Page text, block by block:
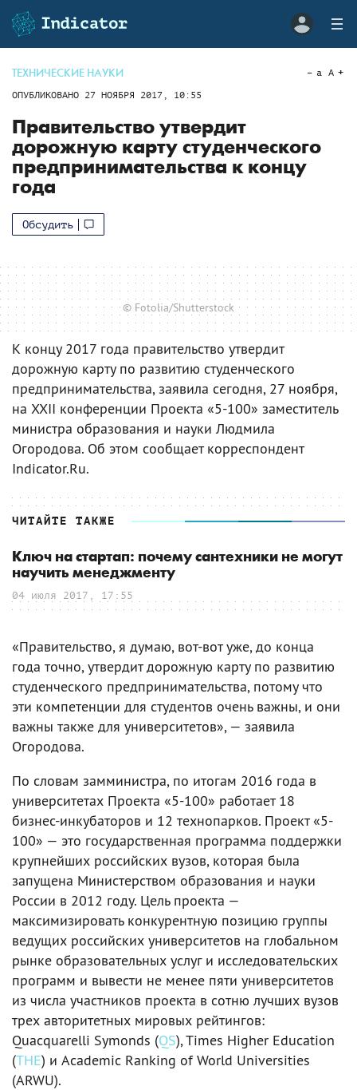
ТЕХНИЧЕСКИЕ НАУКИ
ОПУБЛИКОВАНО 27 НОЯБРЯ 2017, 10:55
a A
Правительство утвердит
дорожную карту студенческого
предпринимательства к концу
года
Обсудить
© Fotolia/Shutterstock
К концу 2017 года правительство утвердит
дорожную карту по развитию студенческого
предпринимательства, заявила сегодня, 27 ноября,
на XXII конференции Проекта «5-100» заместитель
министра образования и науки Людмила
Огородова. Об этом сообщает корреспондент
Indicator.Ru.
ЧИТАЙТЕ ТАКЖЕ
Ключ на стартап: почему сантехники не могут
научить менеджменту
04 июля 2017, 17:55
«Правительство, я думаю, вот-вот уже, до конца
года точно, утвердит дорожную карту по развитию
студенческого предпринимательства, потому что
эти компетенции для студентов очень важны, и они
важны также для университетов», — заявила
Огородова.
По словам замминистра, по итогам 2016 года в
университетах Проекта «5-100» работает 18
бизнес-инкубаторов и 12 технопарков. Проект «5-
100» — это государственная программа поддержки
крупнейших российских вузов, которая была
запущена Министерством образования и науки
России в 2012 году. Цель проекта —
максимизировать конкурентную позицию группы
ведущих российских университетов на глобальном
рынке образовательных услуг и исследовательских
программ и вывести не менее пяти университетов
из числа участников проекта в сотню лучших вузов
трех авторитетных мировых рейтингов:
Quacquarelli Symonds (QS), Times Higher Education
(THE) и Academic Ranking of World Universities
(ARWU).